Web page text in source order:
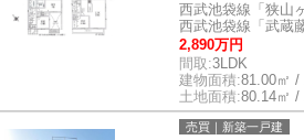
西武池袋線「狭山
西武池袋線「武蔵
2,890万円
間取:3LDK
建物面積:81.00㎡ /
土地面積:80.14㎡ /
売買｜新築一戸建